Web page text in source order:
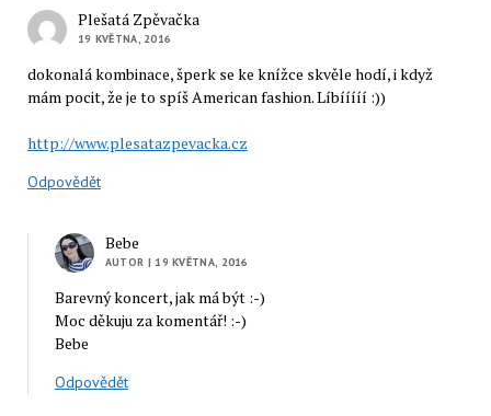
Plešatá Zpěvačka
19 KVĚTNA, 2016
dokonalá kombinace, šperk se ke knížce skvěle hodí, i když
mám pocit, že je to spíš American fashion. Líbííííí :))
http://www.plesatazpevacka.cz
Odpovědět
Bebe
AUTOR | 19 KVĚTNA, 2016
Barevný koncert, jak má být :-)
Moc děkuju za komentář! :-)
Bebe
Odpovědět